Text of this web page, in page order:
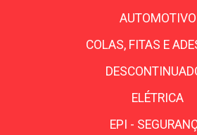
AUTOMOTIVO
COLAS, FITAS E
ELÉTRICA
EPI -